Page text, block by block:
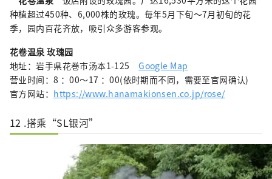
种植超过450种、6,000株的玫瑰。毎年5月下旬〜7月初旬的花
季，园内百花齐放，吸引众多游客参观。
花卷温泉 玫瑰园
地址：岩手県花巻市汤本1-125Google Map
营业时间：8 ：00～17 ：00(依时期而不同，需要至官网确认)
官方网站： https://www.hanamakionsen.co.jp/rose/
12 .搭乘“SL银河”